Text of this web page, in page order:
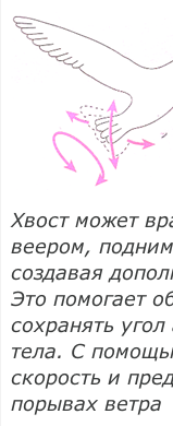
Хвост может
веером,
создавая
Это помогает
сохранять
тела. С
скорость и
порывах ветра